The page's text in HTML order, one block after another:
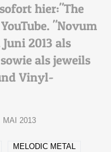
hier:"The
"Novum
2013 als
als jeweils
Vinyl-
MAI 2013
MELODIC METAL